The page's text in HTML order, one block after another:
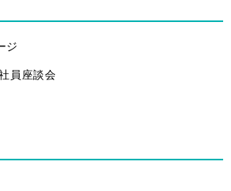
ジ
員座談会